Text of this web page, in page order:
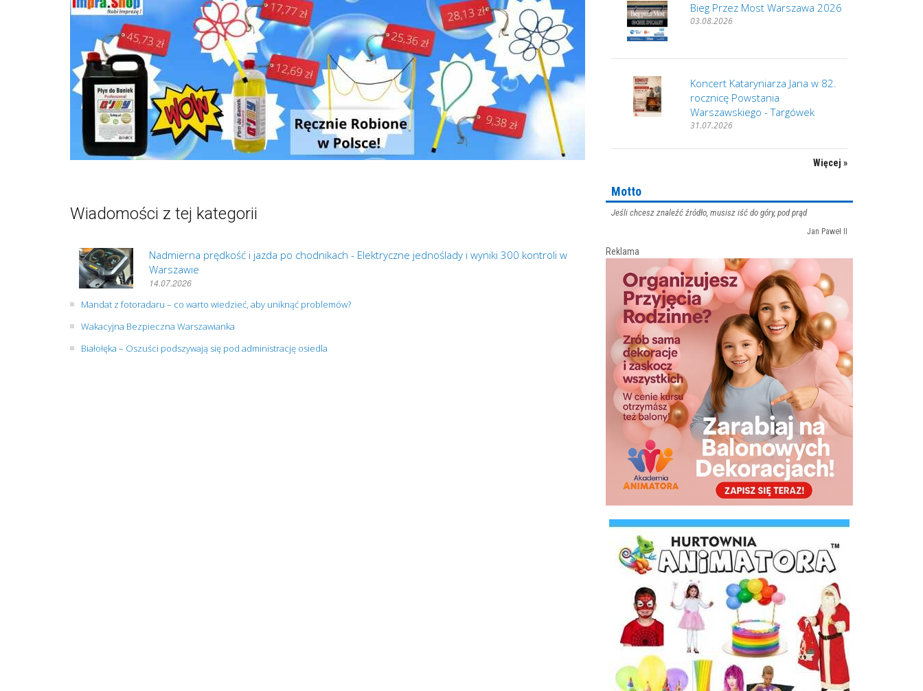
Wiadomości z tej kategorii
Nadmierna prędkość i jazda po chodnikach - Elektryczne jednoślady i wyniki 300 kontroli w
Warszawie
14.07.2026
Mandat z fotoradaru – co warto wiedzieć, aby uniknąć problemów?
Wakacyjna Bezpieczna Warszawianka
Białołęka – Oszuści podszywają się pod administrację osiedla
Bieg Przez Most Warszawa 2026
03.08.2026
Koncert Kataryniarza Jana w 82.
rocznicę Powstania
Warszawskiego - Targówek
31.07.2026
Więcej »
Motto
Jeśli chcesz znaleźć źródło, musisz iść do góry, pod prąd
Jan Paweł II
Reklama